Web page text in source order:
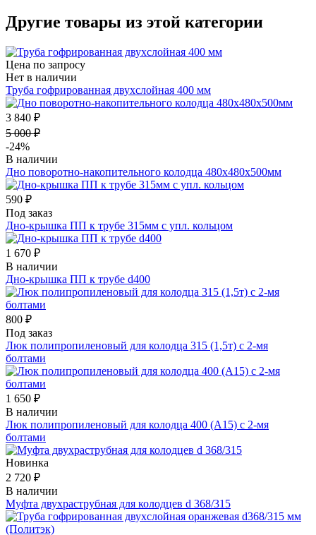
Другие товары из этой категории
Цена по запросу
Нет в наличии
Труба гофрированная двухслойная 400 мм
3 840 ₽
5 000 ₽
-24%
В наличии
Дно поворотно-накопительного колодца 480х480х500мм
590 ₽
Под заказ
Дно-крышка ПП к трубе 315мм с упл. кольцом
1 670 ₽
В наличии
Дно-крышка ПП к трубе d400
800 ₽
Под заказ
Люк полипропиленовый для колодца 315 (1,5т) с 2-мя
болтами
1 650 ₽
В наличии
Люк полипропиленовый для колодца 400 (А15) с 2-мя
болтами
Новинка
2 720 ₽
В наличии
Муфта двухраструбная для колодцев d 368/315